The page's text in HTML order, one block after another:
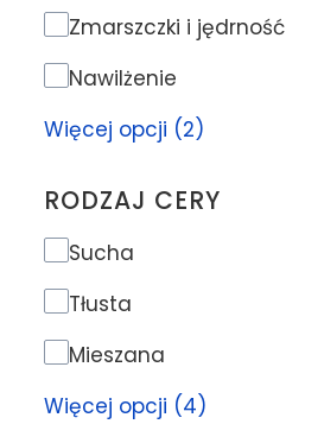
Zmarszczki i jędrność
Nawilżenie
Więcej opcji (2)
RODZAJ CERY
Rodzaj cery
Sucha
Tłusta
Mieszana
Więcej opcji (4)